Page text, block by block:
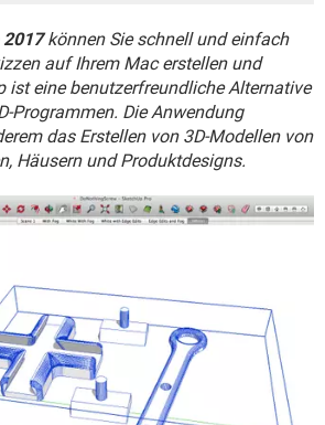
TIKTOK
HARDWARE
können Sie schnell und einfach
auf Ihrem Mac erstellen und
ist eine benutzerfreundliche Alternative
Programmen. Die Anwendung
das Erstellen von 3D-Modellen von
Häusern und Produktdesigns.